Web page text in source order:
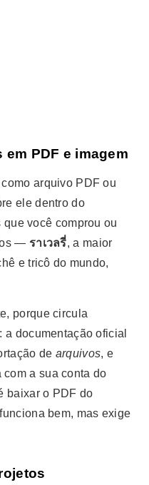
PDF e imagem
arquivo PDF ou
ele dentro do
você comprou ou
— ราเวลรี่, a maior
e tricô do mundo,
porque circula
documentação oficial
de arquivos, e
a sua conta do
baixar o PDF do
bem, mas exige